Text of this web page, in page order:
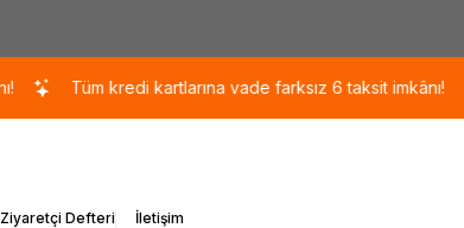
Tüm kredi kartlarına vade farksız 6 taksit imkânı!
Ziyaretçi Defteri İletişim